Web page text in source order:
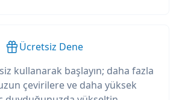
Ücretsiz Dene
kullanarak başlayın; daha fazla
çevirilere ve daha yüksek